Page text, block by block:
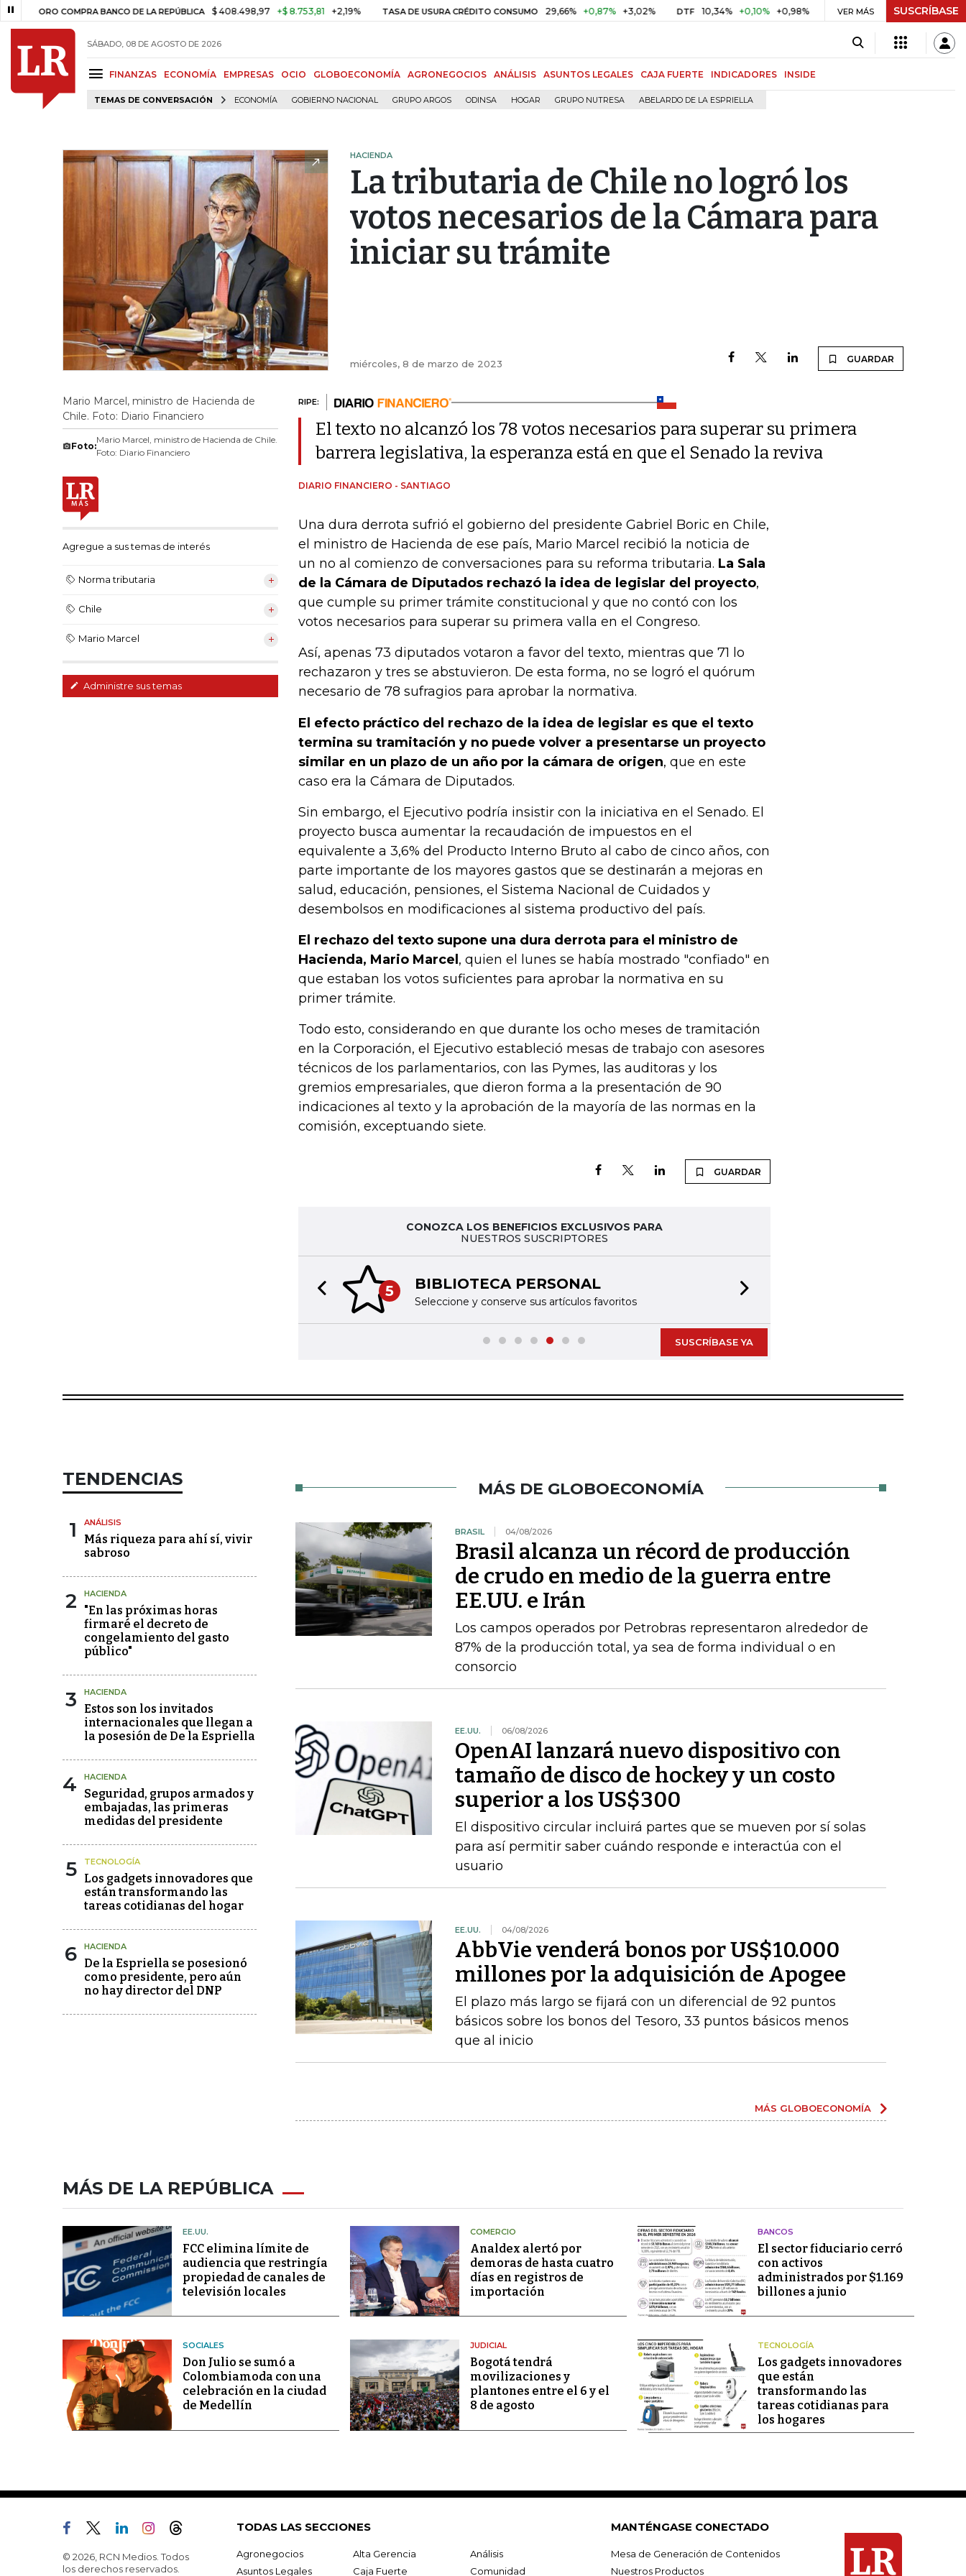
ORO COMPRA BANCO DE LA REPÚBLICA $ 408.498,97 +$ 8.753,81 +2,19% TASA DE USURA CRÉDITO CONSUMO 29,66% +0,87% +3,02% DTF 10,34% +0,10% +0,98% UVR $ 416,96 +$ 0,05 +0,01%
VER MÁS SUSCRÍBASE
SÁBADO, 08 DE AGOSTO DE 2026
FINANZAS ECONOMÍA EMPRESAS OCIO GLOBOECONOMÍA AGRONEGOCIOS ANÁLISIS ASUNTOS LEGALES CAJA FUERTE INDICADORES INSIDE
TEMAS DE CONVERSACIÓN ECONOMÍA GOBIERNO NACIONAL GRUPO ARGOS ODINSA HOGAR GRUPO NUTRESA ABELARDO DE LA ESPRIELLA
HACIENDA
La tributaria de Chile no logró los
votos necesarios de la Cámara para
iniciar su trámite
miércoles, 8 de marzo de 2023 GUARDAR
Mario Marcel, ministro de Hacienda de
Chile. Foto: Diario Financiero
Foto:
Mario Marcel, ministro de Hacienda de Chile.
Foto: Diario Financiero
Agregue a sus temas de interés
Norma tributaria
Chile
Mario Marcel
Administre sus temas
RIPE:
El texto no alcanzó los 78 votos necesarios para superar su primera
barrera legislativa, la esperanza está en que el Senado la reviva
DIARIO FINANCIERO - SANTIAGO
Una dura derrota sufrió el gobierno del presidente Gabriel Boric en Chile,
el ministro de Hacienda de ese país, Mario Marcel recibió la noticia de
un no al comienzo de conversaciones para su reforma tributaria. La Sala
de la Cámara de Diputados rechazó la idea de legislar del proyecto,
que cumple su primer trámite constitucional y que no contó con los
votos necesarios para superar su primera valla en el Congreso.
Así, apenas 73 diputados votaron a favor del texto, mientras que 71 lo
rechazaron y tres se abstuvieron. De esta forma, no se logró el quórum
necesario de 78 sufragios para aprobar la normativa.
El efecto práctico del rechazo de la idea de legislar es que el texto
termina su tramitación y no puede volver a presentarse un proyecto
similar en un plazo de un año por la cámara de origen, que en este
caso era la Cámara de Diputados.
Sin embargo, el Ejecutivo podría insistir con la iniciativa en el Senado. El
proyecto busca aumentar la recaudación de impuestos en el
equivalente a 3,6% del Producto Interno Bruto al cabo de cinco años, con
parte importante de los mayores gastos que se destinarán a mejoras en
salud, educación, pensiones, el Sistema Nacional de Cuidados y
desembolsos en modificaciones al sistema productivo del país.
El rechazo del texto supone una dura derrota para el ministro de
Hacienda, Mario Marcel , quien el lunes se había mostrado "confiado" en
que estaban los votos suficientes para aprobar la normativa en su
primer trámite.
Todo esto, considerando en que durante los ocho meses de tramitación
en la Corporación, el Ejecutivo estableció mesas de trabajo con asesores
técnicos de los parlamentarios, con las Pymes, las auditoras y los
gremios empresariales, que dieron forma a la presentación de 90
indicaciones al texto y la aprobación de la mayoría de las normas en la
comisión, exceptuando siete.
GUARDAR
CONOZCA LOS BENEFICIOS EXCLUSIVOS PARA
NUESTROS SUSCRIPTORES
5 BIBLIOTECA PERSONAL
Seleccione y conserve sus artículos favoritos
Previous slide
SUSCRÍBASE YA
TENDENCIAS
1 ANÁLISIS
Más riqueza para ahí sí, vivir
sabroso
2 HACIENDA
"En las próximas horas
firmaré el decreto de
congelamiento del gasto
público"
3 HACIENDA
Estos son los invitados
internacionales que llegan a
la posesión de De la Espriella
4 HACIENDA
Seguridad, grupos armados y
embajadas, las primeras
medidas del presidente
5 TECNOLOGÍA
Los gadgets innovadores que
están transformando las
tareas cotidianas del hogar
6 HACIENDA
De la Espriella se posesionó
como presidente, pero aún
no hay director del DNP
MÁS DE GLOBOECONOMÍA
BRASIL 04/08/2026
Brasil alcanza un récord de producción
de crudo en medio de la guerra entre
EE.UU. e Irán
Los campos operados por Petrobras representaron alrededor de
87% de la producción total, ya sea de forma individual o en
consorcio
EE.UU. 06/08/2026
OpenAI lanzará nuevo dispositivo con
tamaño de disco de hockey y un costo
superior a los US$300
El dispositivo circular incluirá partes que se mueven por sí solas
para así permitir saber cuándo responde e interactúa con el
usuario
EE.UU. 04/08/2026
AbbVie venderá bonos por US$10.000
millones por la adquisición de Apogee
El plazo más largo se fijará con un diferencial de 92 puntos
básicos sobre los bonos del Tesoro, 33 puntos básicos menos
que al inicio
MÁS GLOBOECONOMÍA
MÁS DE LA REPÚBLICA
EE.UU.
FCC elimina límite de
audiencia que restringía
propiedad de canales de
televisión locales
COMERCIO
Analdex alertó por
demoras de hasta cuatro
días en registros de
importación
BANCOS
El sector fiduciario cerró
con activos
administrados por $1.169
billones a junio
SOCIALES
Don Julio se sumó a
Colombiamoda con una
celebración en la ciudad
de Medellín
JUDICIAL
Bogotá tendrá
movilizaciones y
plantones entre el 6 y el
8 de agosto
TECNOLOGÍA
Los gadgets innovadores
que están
transformando las
tareas cotidianas para
los hogares
© 2026, RCN Medios. Todos
los derechos reservados.
TODAS LAS SECCIONES
Agronegocios Alta Gerencia
Análisis
Asuntos Legales
Caja Fuerte Comunidad
MANTÉNGASE CONECTADO
Mesa de Generación de Contenidos
Nuestros Productos